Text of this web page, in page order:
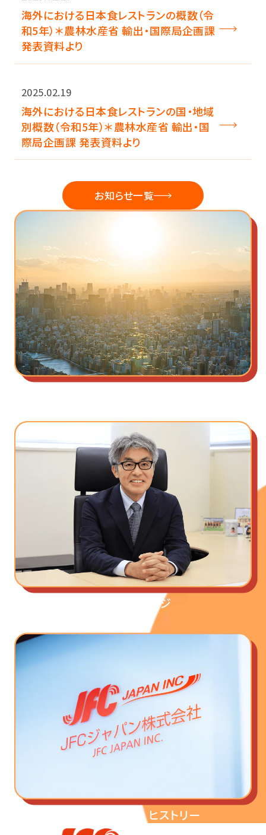
海外における日本食レストランの概数（令
和5年）＊農林水産省 輸出・国際局企画課
発表資料より
2025.02.19
海外における日本食レストランの国・地域
別概数（令和5年）＊農林水産省 輸出・国
際局企画課 発表資料より
お知らせ一覧
代表メッセージ
JFC ジャパン ＇s ヒストリー